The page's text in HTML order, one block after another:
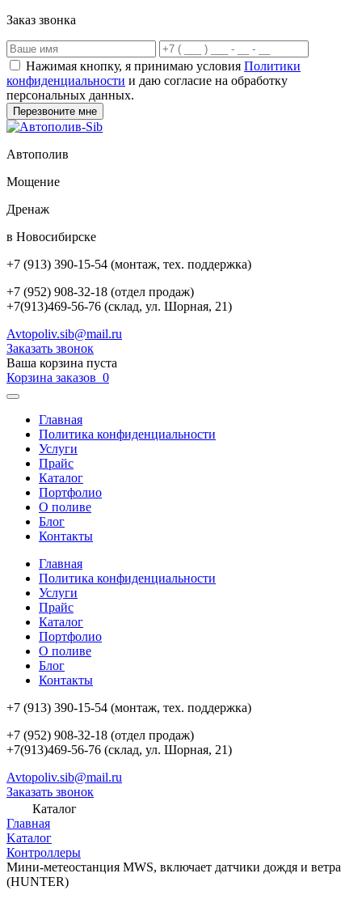
Заказ звонка
Нажимая кнопку, я принимаю условия Политики
конфиденциальности и даю согласие на обработку
персональных данных.
Автополив
Мощение
Дренаж
в Новосибирске
+7 (913) 390-15-54 (монтаж, тех. поддержка)
+7 (952) 908-32-18 (отдел продаж)
+7(913)469-56-76 (склад, ул. Шорная, 21)
Avtopoliv.sib@mail.ru
Заказать звонок
Ваша корзина пуста
Корзина заказов 0
Главная
Политика конфиденциальности
Услуги
Прайс
Каталог
Портфолио
О поливе
Блог
Контакты
Главная
Политика конфиденциальности
Услуги
Прайс
Каталог
Портфолио
О поливе
Блог
Контакты
+7 (913) 390-15-54 (монтаж, тех. поддержка)
+7 (952) 908-32-18 (отдел продаж)
+7(913)469-56-76 (склад, ул. Шорная, 21)
Avtopoliv.sib@mail.ru
Заказать звонок
Каталог
Главная
Kаталог
Контроллеры
Мини-метеостанция MWS, включает датчики дождя и ветра
(HUNTER)